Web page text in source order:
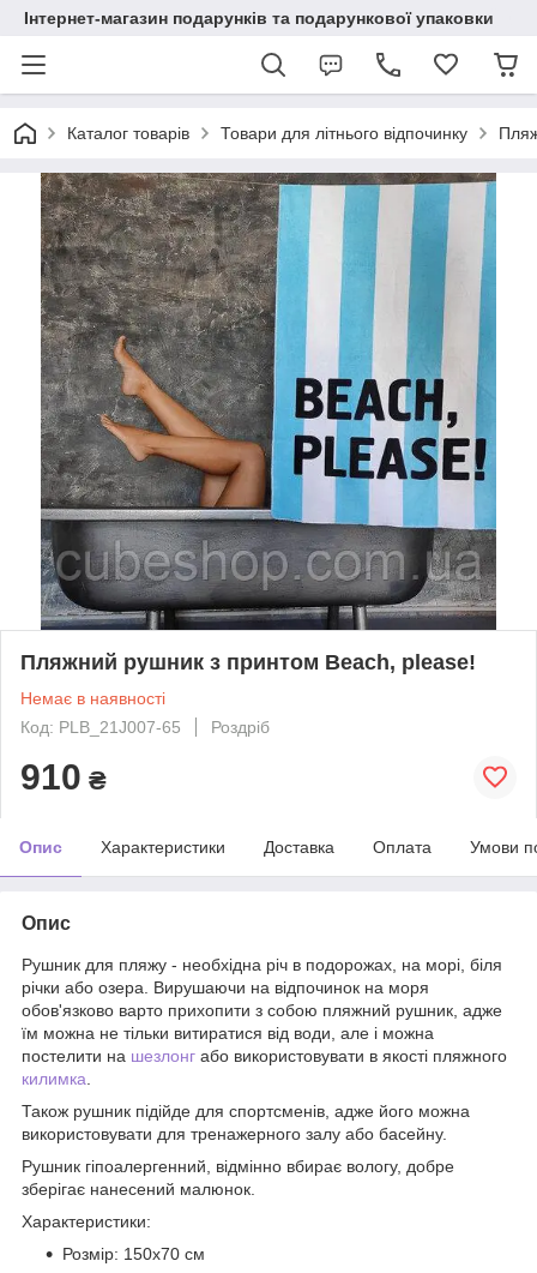
Інтернет-магазин подарунків та подарункової упаковки
Каталог товарів Товари для літнього відпочинку
Пляжний рушник з принтом Beach, please!
Немає в наявності
Код: PLB_21J007-65
Роздріб
910 ₴
Опис Характеристики Доставка Оплата Умови
Опис
Рушник для пляжу - необхідна річ в подорожах, на морі, біля
річки або озера. Вирушаючи на відпочинок на моря
обов'язково варто прихопити з собою пляжний рушник, адже
їм можна не тільки витиратися від води, але і можна
постелити на шезлонг або використовувати в якості пляжного
килимка
Також рушник підійде для спортсменів, адже його можна
використовувати для тренажерного залу або басейну.
Рушник гіпоалергенний, відмінно вбирає вологу, добре
зберігає нанесений малюнок.
Характеристики:
Розмір: 150х70 см